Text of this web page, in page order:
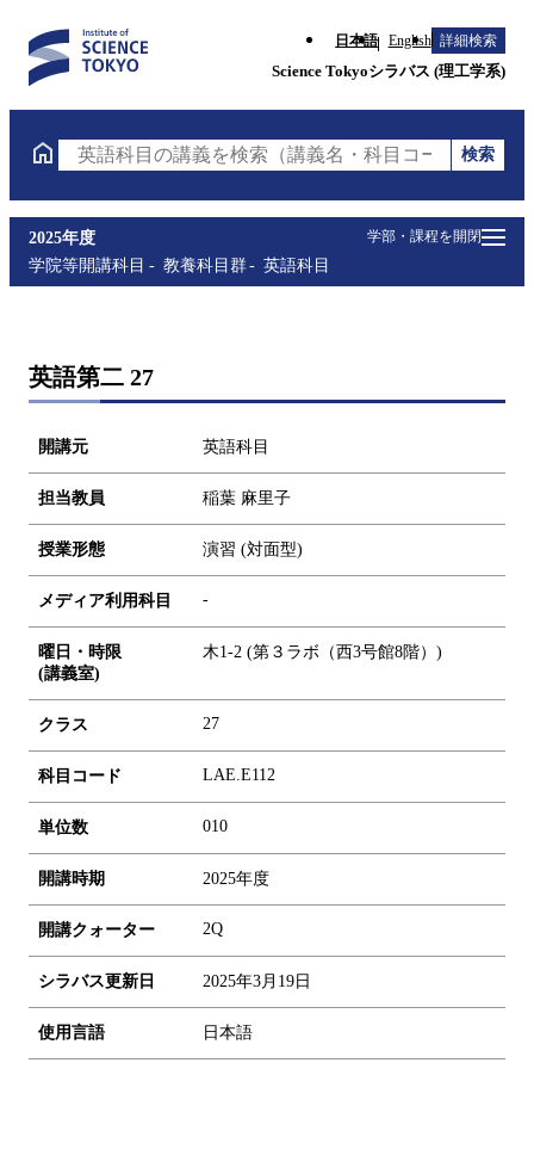
日本語 English 詳細検索
Science Tokyoシラバス (理工学系)
英語科目の講義を検索（講義名・科目コード・担当教
検索
学部・課程を開閉
2025年度
学院等開講科目
教養科目群 英語科目
英語第二 27
開講元 英語科目
担当教員 稲葉 麻里子
授業形態 演習 (対面型)
メディア利用科目 -
曜日・時限
(講義室)
木1-2 (第３ラボ（西3号館8階）)
クラス 27
科目コード LAE.E112
単位数 010
開講時期 2025年度
開講クォーター 2Q
シラバス更新日 2025年3月19日
使用言語 日本語